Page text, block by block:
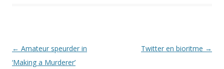
Berichtnavigatie
← Amateur speurder in
‘Making a Murderer’
Twitter en bioritme →